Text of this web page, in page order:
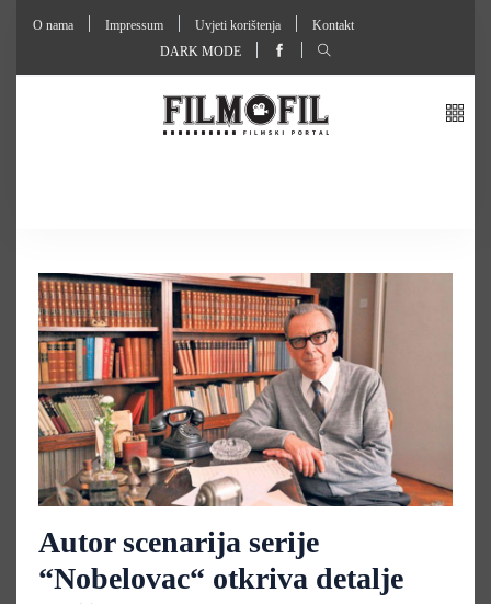
O nama Impressum Uvjeti korištenja
Kontakt
DARK MODE
Autor scenarija serije
“Nobelovac“ otkriva detalje